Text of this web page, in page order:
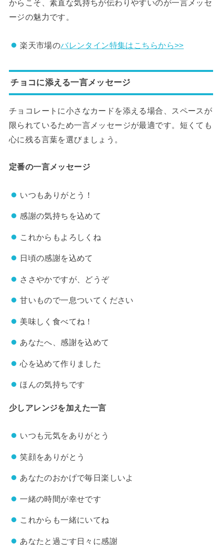
からこそ、素直な気持ちが伝わりやすいのが一言メッセ
ージの魅力です。
楽天市場のバレンタイン特集はこちらから>>
チョコに添える一言メッセージ
チョコレートに小さなカードを添える場合、スペースが
限られているため一言メッセージが最適です。短くても
心に残る言葉を選びましょう。
定番の一言メッセージ
いつもありがとう！
感謝の気持ちを込めて
これからもよろしくね
日頃の感謝を込めて
ささやかですが、どうぞ
甘いもので一息ついてください
美味しく食べてね！
あなたへ、感謝を込めて
心を込めて作りました
ほんの気持ちです
少しアレンジを加えた一言
いつも元気をありがとう
笑顔をありがとう
あなたのおかげで毎日楽しいよ
一緒の時間が幸せです
これからも一緒にいてね
あなたと過ごす日々に感謝